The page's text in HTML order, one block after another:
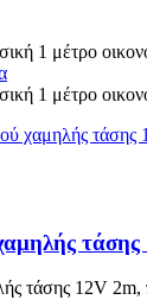
1 μέτρο
1 μέτρο
τάσης
τάσης 12V 2m,